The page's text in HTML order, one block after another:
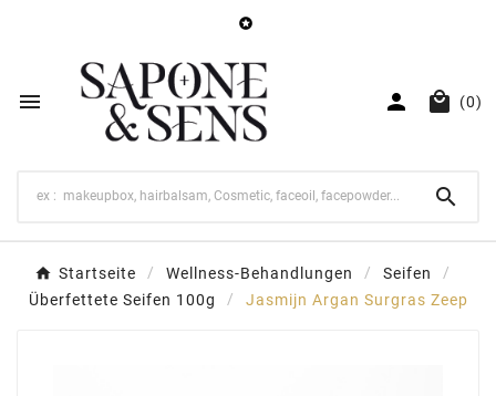

   (0)

Startseite Wellness-Behandlungen
Seifen
Überfettete Seifen 100g
Jasmijn Argan Surgras Zeep